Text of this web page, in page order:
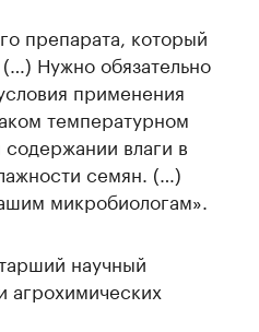
препарата, который
Нужно обязательно
применения
температурном
влаги в
семян. (…)
микробиологам».
научный
агрохимических